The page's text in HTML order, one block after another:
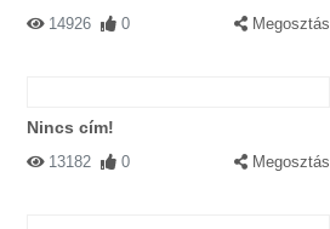
14926 0 Megosztás
Nincs cím!
13182 0 Megosztás